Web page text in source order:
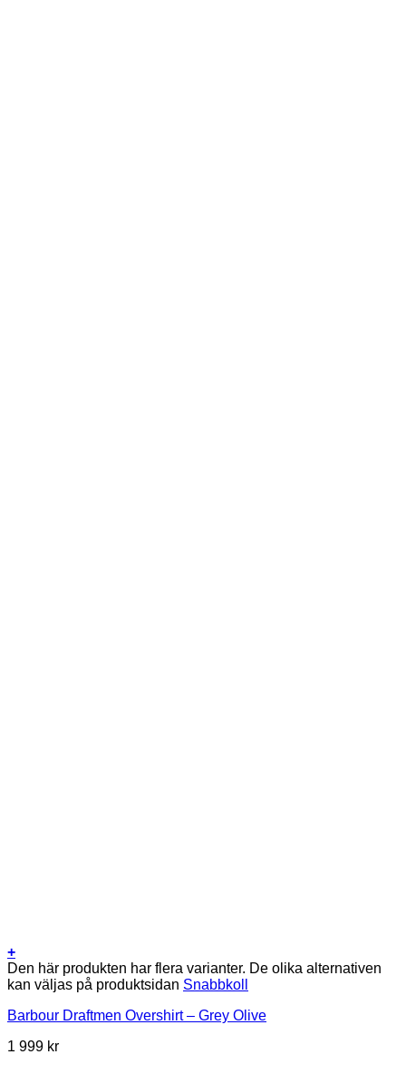
+
Den här produkten har flera varianter. De olika alternativen
kan väljas på produktsidan Snabbkoll
Barbour Draftmen Overshirt – Grey Olive
1 999 kr